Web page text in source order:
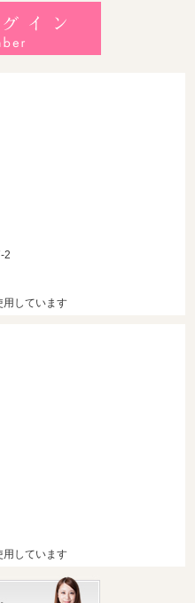
婚活で無双する3つの戦略！30代
2
しています
しています